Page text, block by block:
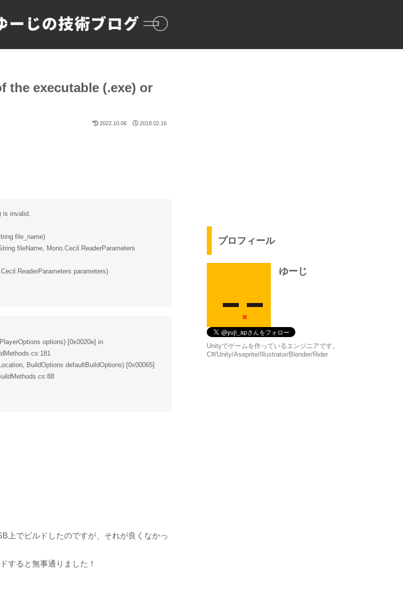
the executable (.exe) or
2022.10.06 2018.02.16
is invalid.
file_name)
fileName, Mono.Cecil.ReaderParameters
parameters)
options) [0x0020e] in
BuildOptions defaultBuildOptions) [0x00065]
上でビルドしたのですが、それが良くなかっ
すると無事通りました！
プロフィール
ゆーじ
Unityでゲームを作っているエンジニアです。
C#/Unity/Aseprite/Illustrator/Blender/Rider